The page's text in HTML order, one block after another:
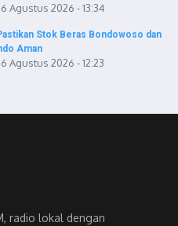
Agustus 2026 - 13:34
Stok Beras Bondowoso dan
Aman
Agustus 2026 - 12:23
radio lokal dengan